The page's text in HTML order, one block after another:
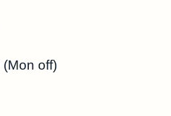
off)